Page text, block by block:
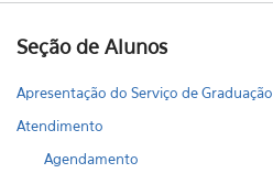
Seção de Alunos
Apresentação do Serviço de Graduação
Atendimento
Agendamento